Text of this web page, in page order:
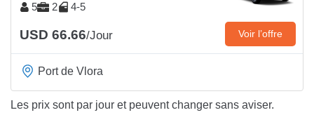
5 2 4-5
USD 66.66/Jour Voir l’offre
Port de Vlora
Les prix sont par jour et peuvent changer sans aviser.